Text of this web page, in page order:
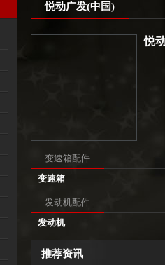
悦动广发(中国)
悦
变速箱配件
变速箱
发动机配件
发动机
推荐资讯